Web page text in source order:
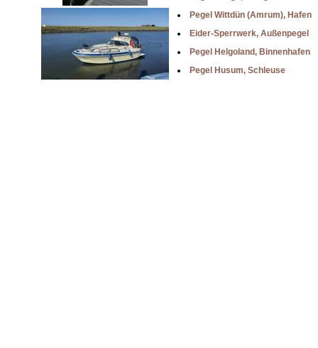
Pegel Wittdün (Amrum), Hafen
Eider-Sperrwerk, Außenpegel
Pegel Helgoland, Binnenhafen
Pegel Husum, Schleuse